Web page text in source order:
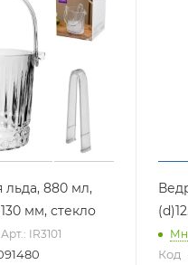
льда, 880 мл,
мм, стекло
Арт.: IR3101
Код